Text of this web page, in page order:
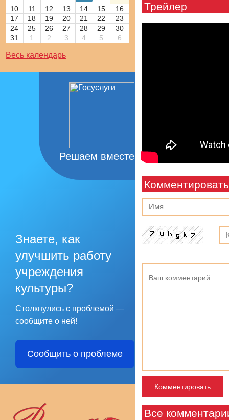
10 11 12 13 14 15
16
17
18 19 20 21 22
23
24
25 26 27 28 29
30
31
1 2 3 4 5 6
Весь календарь
Решаем вместе
Знаете, как
улучшить работу
учреждения
культуры?
Столкнулись с проблемой —
сообщите о ней!
Сообщить о проблеме
Трейлер
Комментировать
Все